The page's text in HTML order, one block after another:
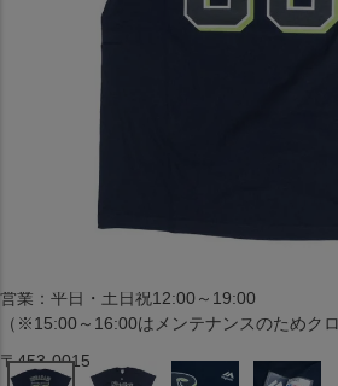
JR水道橋駅西口店
営業：平日・土日祝12:00～19:00
（※15:00～16:00はメンテナンスのためクロ
〒453-0015